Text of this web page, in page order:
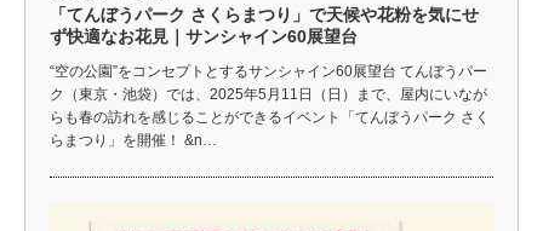
「てんぼうパーク さくらまつり」で天候や花粉を気にせ
ず快適なお花見｜サンシャイン60展望台
“空の公園”をコンセプトとするサンシャイン60展望台 てんぼうパー
ク（東京・池袋）では、2025年5月11日（日）まで、屋内にいなが
らも春の訪れを感じることができるイベント「てんぼうパーク さく
らまつり」を開催！ &n…